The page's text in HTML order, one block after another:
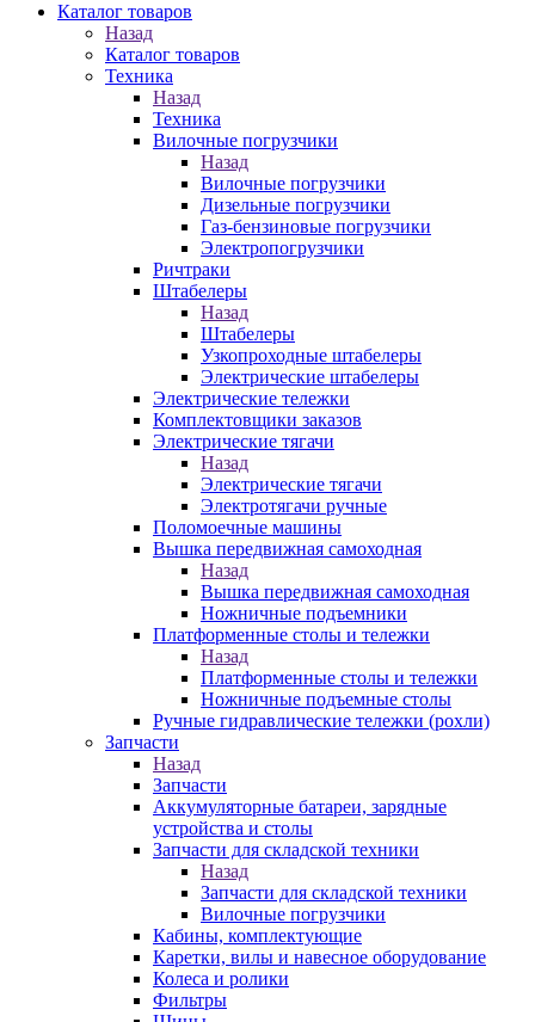
Каталог товаров
Назад
Каталог товаров
Техника
Назад
Техника
Вилочные погрузчики
Назад
Вилочные погрузчики
Дизельные погрузчики
Газ-бензиновые погрузчики
Электропогрузчики
Ричтраки
Штабелеры
Назад
Штабелеры
Узкопроходные штабелеры
Электрические штабелеры
Электрические тележки
Комплектовщики заказов
Электрические тягачи
Назад
Электрические тягачи
Электротягачи ручные
Поломоечные машины
Вышка передвижная самоходная
Назад
Вышка передвижная самоходная
Ножничные подъемники
Платформенные столы и тележки
Назад
Платформенные столы и тележки
Ножничные подъемные столы
Ручные гидравлические тележки (рохли)
Запчасти
Назад
Запчасти
Аккумуляторные батареи, зарядные
устройства и столы
Запчасти для складской техники
Назад
Запчасти для складской техники
Вилочные погрузчики
Кабины, комплектующие
Каретки, вилы и навесное оборудование
Колеса и ролики
Фильтры